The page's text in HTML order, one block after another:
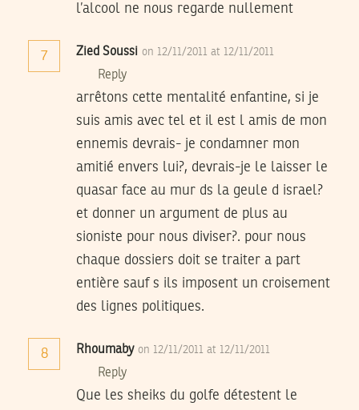
l’alcool ne nous regarde nullement
7 Zied Soussi on 12/11/2011 at 12/11/2011
Reply
arrêtons cette mentalité enfantine, si je
suis amis avec tel et il est l amis de mon
ennemis devrais- je condamner mon
amitié envers lui?, devrais-je le laisser le
quasar face au mur ds la geule d israel?
et donner un argument de plus au
sioniste pour nous diviser?. pour nous
chaque dossiers doit se traiter a part
entière sauf s ils imposent un croisement
des lignes politiques.
8 Rhoumaby on 12/11/2011 at 12/11/2011
Reply
Que les sheiks du golfe détestent le